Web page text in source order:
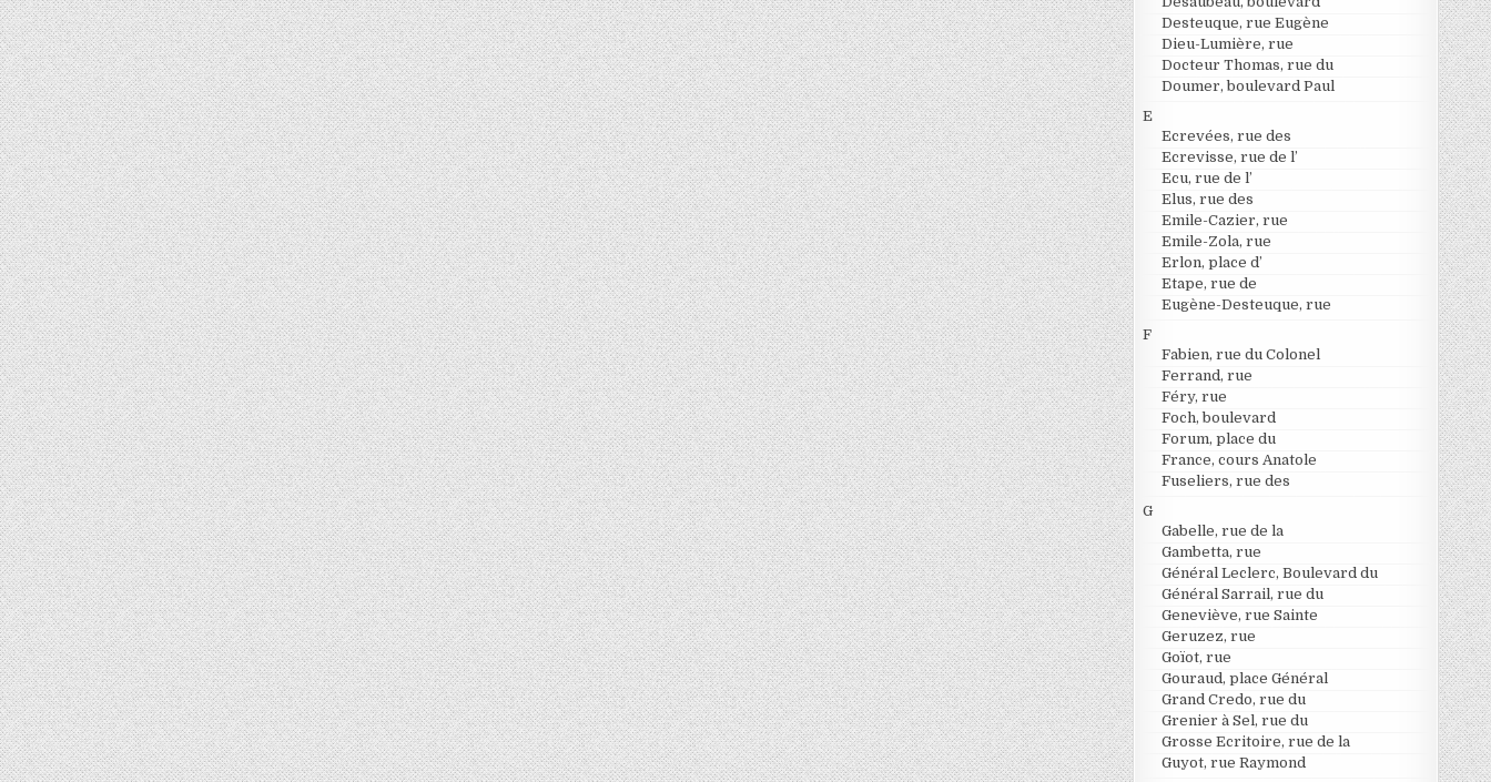
Desteuque, rue Eugène
Dieu-Lumière, rue
Docteur Thomas, rue du
Doumer, boulevard Paul
E
Ecrevées, rue des
Ecrevisse, rue de l’
Ecu, rue de l’
Elus, rue des
Emile-Cazier, rue
Emile-Zola, rue
Erlon, place d’
Etape, rue de
Eugène-Desteuque, rue
F
Fabien, rue du Colonel
Ferrand, rue
Féry, rue
Foch, boulevard
Forum, place du
France, cours Anatole
Fuseliers, rue des
G
Gabelle, rue de la
Gambetta, rue
Général Leclerc, Boulevard du
Général Sarrail, rue du
Geneviève, rue Sainte
Geruzez, rue
Goïot, rue
Gouraud, place Général
Grand Credo, rue du
Grenier à Sel, rue du
Grosse Ecritoire, rue de la
Guyot, rue Raymond